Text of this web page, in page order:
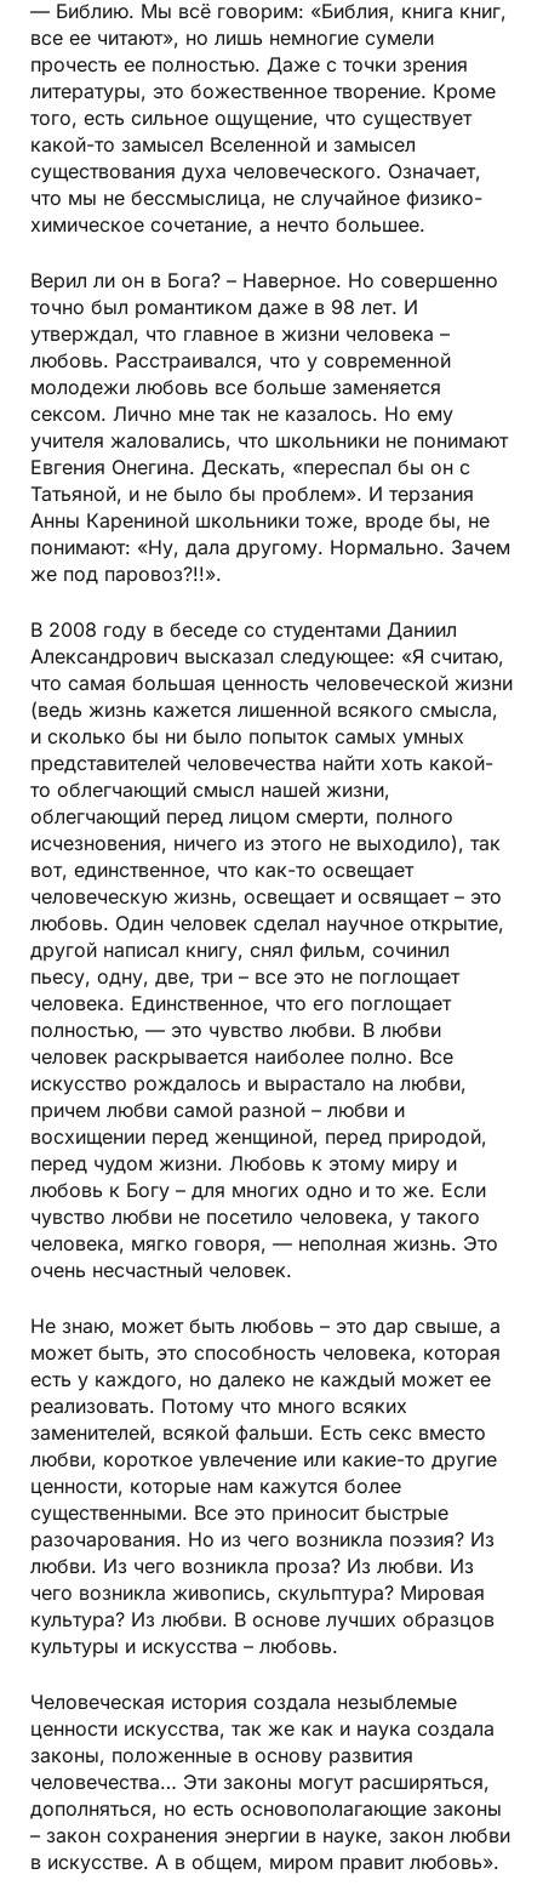
— Библию. Мы всё говорим: «Библия, книга книг,
все ее читают», но лишь немногие сумели
прочесть ее полностью. Даже с точки зрения
литературы, это божественное творение. Кроме
того, есть сильное ощущение, что существует
какой-то замысел Вселенной и замысел
существования духа человеческого. Означает,
что мы не бессмыслица, не случайное физико-
химическое сочетание, а нечто большее.
Верил ли он в Бога? – Наверное. Но совершенно
точно был романтиком даже в 98 лет. И
утверждал, что главное в жизни человека –
любовь. Расстраивался, что у современной
молодежи любовь все больше заменяется
сексом. Лично мне так не казалось. Но ему
учителя жаловались, что школьники не понимают
Евгения Онегина. Дескать, «переспал бы он с
Татьяной, и не было бы проблем». И терзания
Анны Карениной школьники тоже, вроде бы, не
понимают: «Ну, дала другому. Нормально. Зачем
же под паровоз?!!».
В 2008 году в беседе со студентами Даниил
Александрович высказал следующее: «Я считаю,
что самая большая ценность человеческой жизни
(ведь жизнь кажется лишенной всякого смысла,
и сколько бы ни было попыток самых умных
представителей человечества найти хоть какой-
то облегчающий смысл нашей жизни,
облегчающий перед лицом смерти, полного
исчезновения, ничего из этого не выходило), так
вот, единственное, что как-то освещает
человеческую жизнь, освещает и освящает – это
любовь. Один человек сделал научное открытие,
другой написал книгу, снял фильм, сочинил
пьесу, одну, две, три – все это не поглощает
человека. Единственное, что его поглощает
полностью, — это чувство любви. В любви
человек раскрывается наиболее полно. Все
искусство рождалось и вырастало на любви,
причем любви самой разной – любви и
восхищении перед женщиной, перед природой,
перед чудом жизни. Любовь к этому миру и
любовь к Богу – для многих одно и то же. Если
чувство любви не посетило человека, у такого
человека, мягко говоря, — неполная жизнь. Это
очень несчастный человек.
Не знаю, может быть любовь – это дар свыше, а
может быть, это способность человека, которая
есть у каждого, но далеко не каждый может ее
реализовать. Потому что много всяких
заменителей, всякой фальши. Есть секс вместо
любви, короткое увлечение или какие-то другие
ценности, которые нам кажутся более
существенными. Все это приносит быстрые
разочарования. Но из чего возникла поэзия? Из
любви. Из чего возникла проза? Из любви. Из
чего возникла живопись, скульптура? Мировая
культура? Из любви. В основе лучших образцов
культуры и искусства – любовь.
Человеческая история создала незыблемые
ценности искусства, так же как и наука создала
законы, положенные в основу развития
человечества… Эти законы могут расширяться,
дополняться, но есть основополагающие законы
– закон сохранения энергии в науке, закон любви
в искусстве. А в общем, миром правит любовь».